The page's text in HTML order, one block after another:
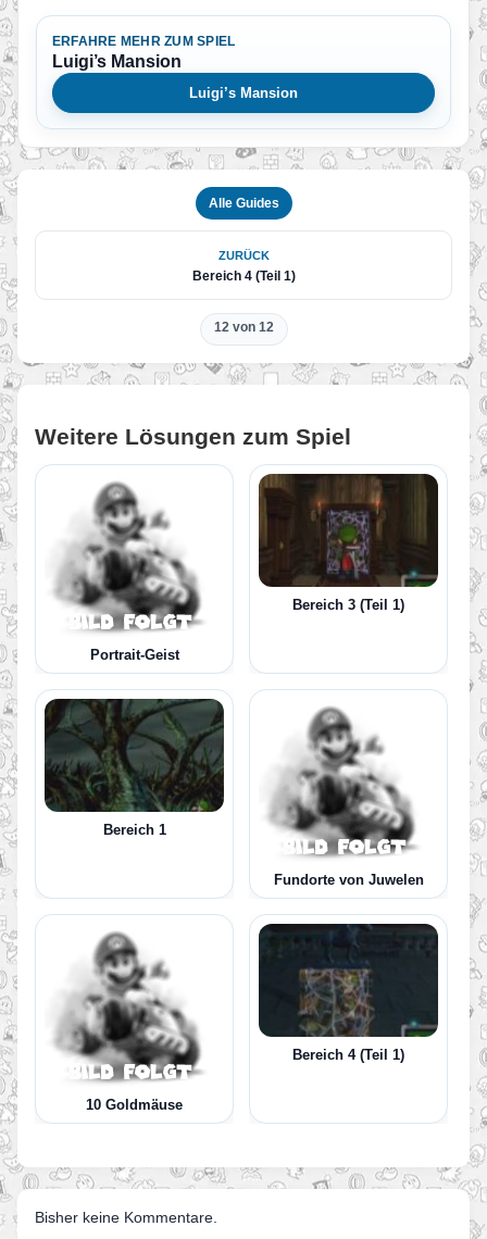
ERFAHRE MEHR ZUM SPIEL
Luigi’s Mansion
Luigi’s Mansion
Alle Guides
ZURÜCK
Bereich 4 (Teil 1)
12 von 12
Weitere Lösungen zum Spiel
Portrait-Geist
Bereich 3 (Teil 1)
Bereich 1
Fundorte von Juwelen
10 Goldmäuse
Bereich 4 (Teil 1)
Bisher keine Kommentare.